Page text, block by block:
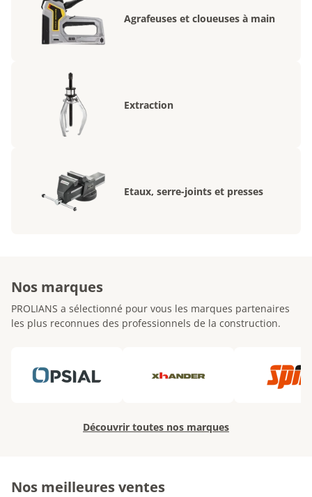
Agrafeuses et cloueuses à main
Extraction
Etaux, serre-joints et presses
Nos marques
PROLIANS a sélectionné pour vous les marques partenaires
les plus reconnues des professionnels de la construction.
Découvrir toutes nos marques
Nos meilleures ventes